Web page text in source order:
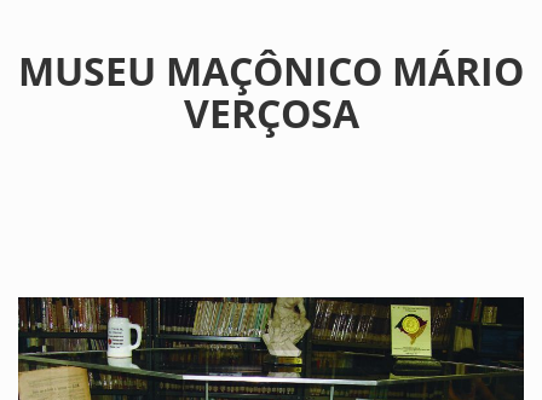
MUSEU MAÇÔNICO MÁRIO
VERÇOSA